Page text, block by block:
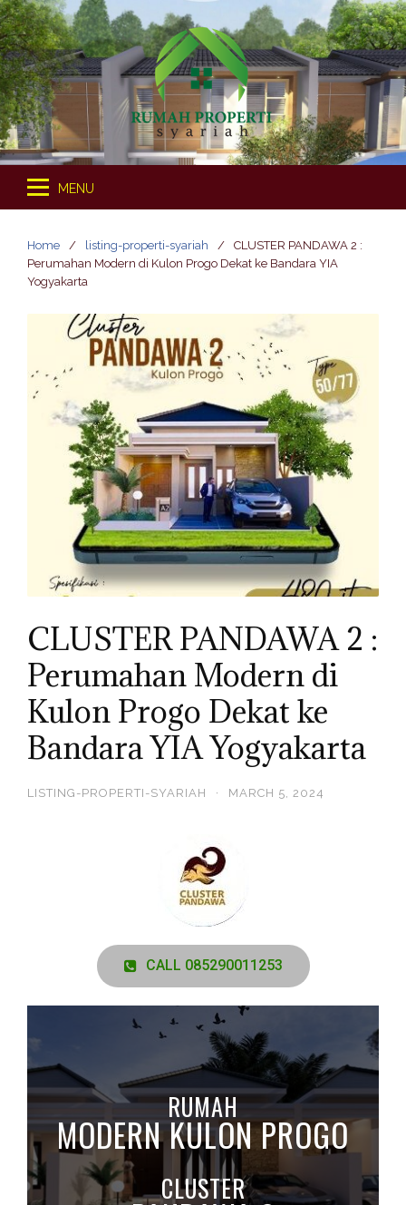
S
k
i
p
t
o
c
o
t
MENU
Home listing-properti-syariah
CLUSTER PANDAWA 2 :
Perumahan Modern di Kulon Progo Dekat ke Bandara YIA
Yogyakarta
CLUSTER PANDAWA 2 :
Perumahan Modern di
Kulon Progo Dekat ke
Bandara YIA Yogyakarta
LISTING-PROPERTI-SYARIAH · MARCH 5, 2024
CALL 085290011253
RUMAH
MODERN KULON PROGO
CLUSTER